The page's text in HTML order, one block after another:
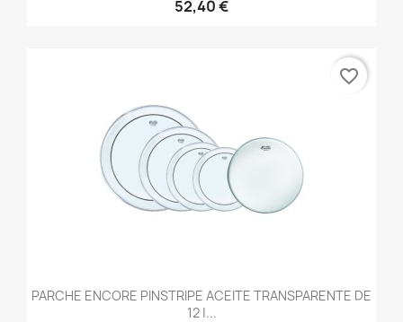
52,40 €
PARCHE ENCORE PINSTRIPE ACEITE TRANSPARENTE DE
12 |...
favorite_border